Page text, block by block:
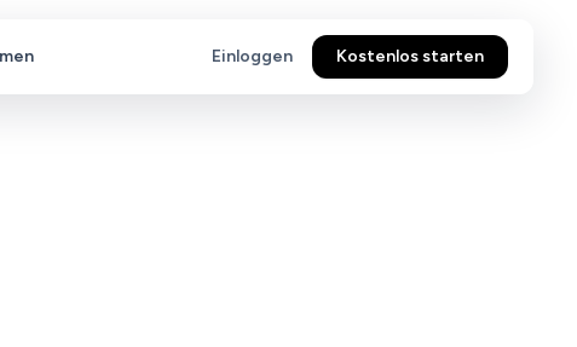
Einloggen Kostenlos starten